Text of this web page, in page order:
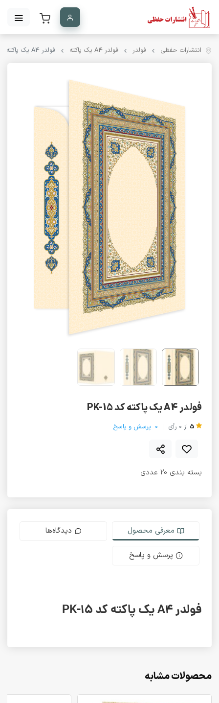
انتشارات حفظی فولدر فولدر A۴ یک پاکته فولدر A4 یک پاکته کد PK-15
فولدر A4 یک پاکته کد PK-15
5 از 0 رأی 0 پرسش و پاسخ
بسته بندی 20 عددی
معرفی محصول دیدگاه‌ها
پرسش و پاسخ
فولدر A4 یک پاکته کد PK-15
محصولات مشابه